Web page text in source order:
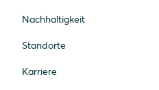
Nachhaltigkeit
Standorte
Karriere